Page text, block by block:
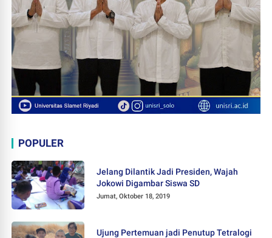
POPULER
Jelang Dilantik Jadi Presiden, Wajah
Jokowi Digambar Siswa SD
Jumat, Oktober 18, 2019
Ujung Pertemuan jadi Penutup Tetralogi